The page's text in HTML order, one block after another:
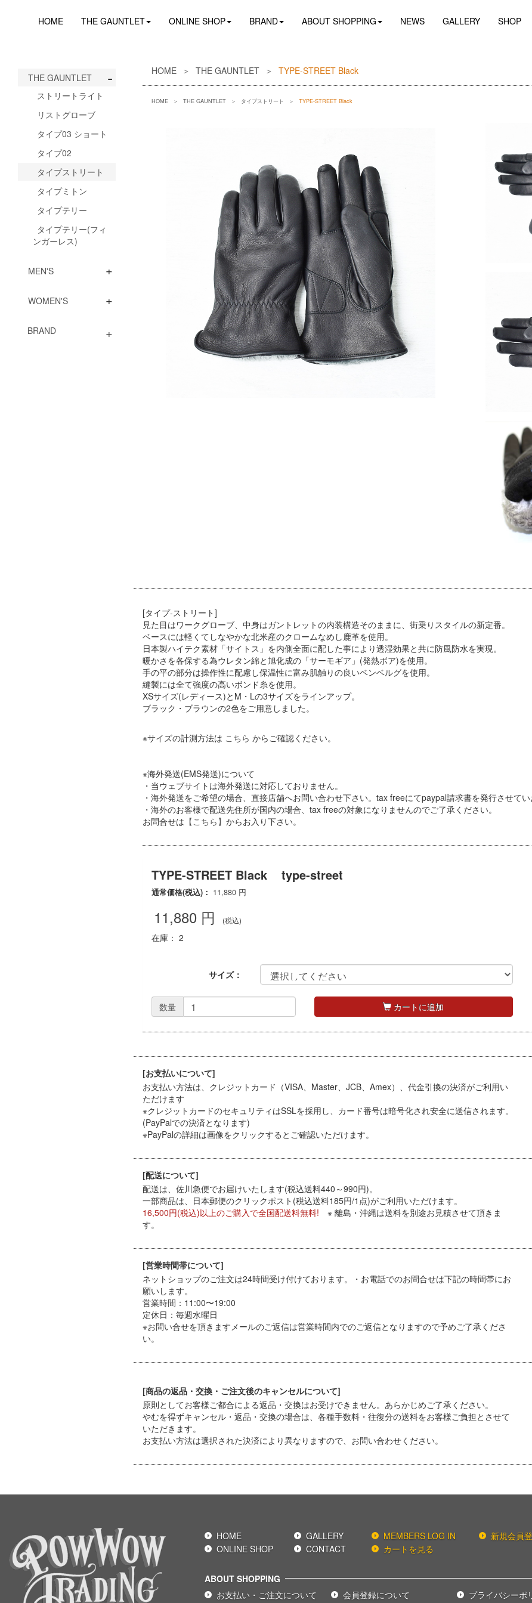
HOME THE GAUNTLET ONLINE SHOP BRAND ABOUT SHOPPING NEWS GALLERY SHOP
HOME THE GAUNTLET TYPE-STREET Black
HOME THE GAUNTLET タイプストリート TYPE-STREET Black
[タイプ-ストリート]
見た目はワークグローブ、中身はガントレットの内装構造そのままに、街乗りスタイルの新定番。
ベースには軽くてしなやかな北米産のクロームなめし鹿革を使用。
日本製ハイテク素材「サイトス」を内側全面に配した事により透湿効果と共に防風防水を実現。
暖かさを各保する為ウレタン綿と旭化成の「サーモギア」(発熱ボア)を使用。
手の平の部分は操作性に配慮し保温性に富み肌触りの良いベンベルグを使用。
縫製には全て強度の高いボンド糸を使用。
XSサイズ(レディース)とM・Lの3サイズをラインアップ。
ブラック・ブラウンの2色をご用意しました。
※サイズの計測方法は こちら からご確認ください。
※海外発送(EMS発送)について
・当ウェブサイトは海外発送に対応しておりません。
・海外発送をご希望の場合、直接店舗へお問い合わせ下さい。tax freeにてpaypal請求書を発行させて
・海外のお客様で配送先住所が国内の場合、tax freeの対象になりませんのでご了承ください。
お問合せは 【こちら】 からお入り下さい。
TYPE-STREET Black type-street
通常価格(税込)： 11,880 円
11,880 円 (税込)
在庫： 2
サイズ：
数量 カートに追加
[お支払いについて]
お支払い方法は、クレジットカード（VISA、Master、JCB、Amex）、代金引換の決済がご利用い
ただけます
※クレジットカードのセキュリティはSSLを採用し、カード番号は暗号化され安全に送信されます。
(PayPalでの決済となります)
※PayPalの詳細は画像をクリックするとご確認いただけます。
[配送について]
配送は、佐川急便でお届けいたします(税込送料440～990円)。
一部商品は、日本郵便のクリックポスト(税込送料185円/1点)がご利用いただけます。
16,500円(税込)以上のご購入で全国配送料無料! ※ 離島・沖縄は送料を別途お見積させて頂きま
す。
[営業時間帯について]
ネットショップのご注文は24時間受け付けております。・お電話でのお問合せは下記の時間帯にお
願いします。
営業時間：11:00〜19:00
定休日：毎週水曜日
※お問い合せを頂きますメールのご返信は営業時間内でのご返信となりますので予めご了承くださ
い。
[商品の返品・交換・ご注文後のキャンセルについて]
原則としてお客様ご都合による返品・交換はお受けできません。あらかじめご了承ください。
やむを得ずキャンセル・返品・交換の場合は、各種手数料・往復分の送料をお客様ご負担とさせて
いただきます。
お支払い方法は選択された決済により異なりますので、お問い合わせください。
THE GAUNTLET
ストリートライト
リストグローブ
タイプ03 ショート
タイプ02
タイプストリート
タイプミトン
タイプテリー
タイプテリー(フィ
ンガーレス)
-
MEN'S +
WOMEN'S +
BRAND +
HOME
GALLERY
ONLINE SHOP
CONTACT
MEMBERS LOG IN
新規会員
カートを見る
ABOUT SHOPPING
お支払い・ご注文について
会員登録について
プライバシーポ